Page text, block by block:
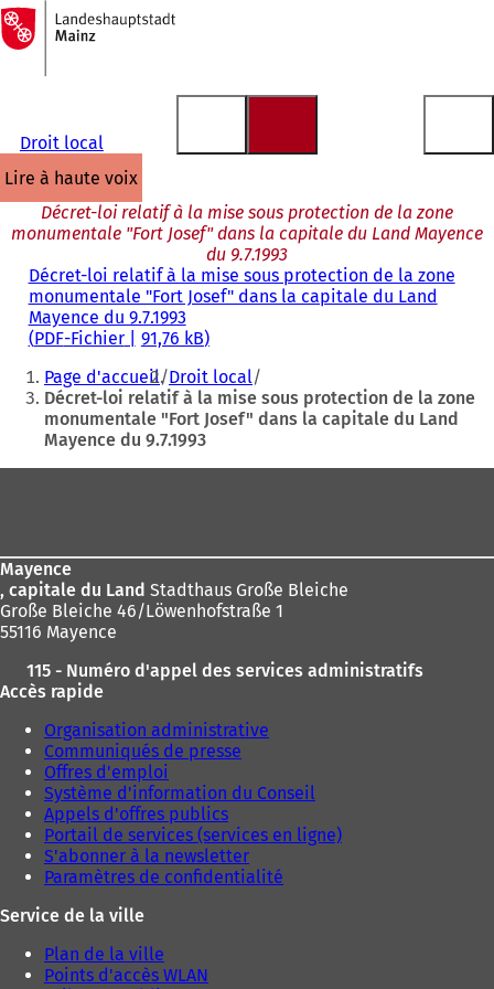
Accéder au contenu
Vers
la
page
d'accueil
Droit local
lire à haute voix
Décret-loi relatif à la mise sous protection de la zone
monumentale "Fort Josef" dans la capitale du Land Mayence
du 9.7.1993
Décret-loi relatif à la mise sous protection de la zone
monumentale "Fort Josef" dans la capitale du Land
Mayence du 9.7.1993
PDF-Fichier 91,76 kB
Vous
êtes
Page d'accueil Droit local
Décret-loi relatif à la mise sous protection de la zone
monumentale "Fort Josef" dans la capitale du Land
Mayence du 9.7.1993
Mayence
, capitale du Land Stadthaus Große Bleiche
Große Bleiche 46/Löwenhofstraße 1
55116 Mayence
115 - Numéro d'appel des services administratifs
Accès rapide
Organisation administrative
Communiqués de presse
Offres d'emploi
Système d'information du Conseil
Appels d'offres publics
Portail de services (services en ligne)
S'abonner à la newsletter
Paramètres de confidentialité
Service de la ville
Plan de la ville
Points d'accès WLAN